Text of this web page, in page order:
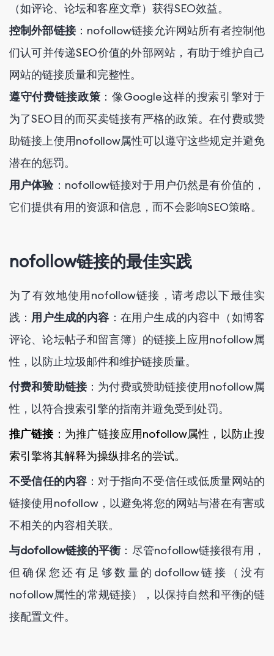
（如评论、论坛和客座文章）获得SEO效益。
控制外部链接：nofollow链接允许网站所有者控制他
们认可并传递SEO价值的外部网站，有助于维护自己
网站的链接质量和完整性。
遵守付费链接政策 ：像Google这样的搜索引擎对于
为了SEO目的而买卖链接有严格的政策。在付费或赞
助链接上使用nofollow属性可以遵守这些规定并避免
潜在的惩罚。
用户体验：nofollow链接对于用户仍然是有价值的，
它们提供有用的资源和信息，而不会影响SEO策略。
nofollow链接的最佳实践
为了有效地使用nofollow链接，请考虑以下最佳实
践： 用户生成的内容 ：在用户生成的内容中（如博客
评论、论坛帖子和留言簿）的链接上应用nofollow属
性，以防止垃圾邮件和维护链接质量。
付费和赞助链接：为付费或赞助链接使用nofollow属
性，以符合搜索引擎的指南并避免受到处罚。
推广链接：为推广链接应用nofollow属性，以防止搜
索引擎将其解释为操纵排名的尝试。
不受信任的内容 ：对于指向不受信任或低质量网站的
链接使用nofollow，以避免将您的网站与潜在有害或
不相关的内容相关联。
与dofollow链接的平衡 ：尽管nofollow链接很有用，
但确保您还有足够数量的dofollow链接（没有
nofollow属性的常规链接），以保持自然和平衡的链
接配置文件。